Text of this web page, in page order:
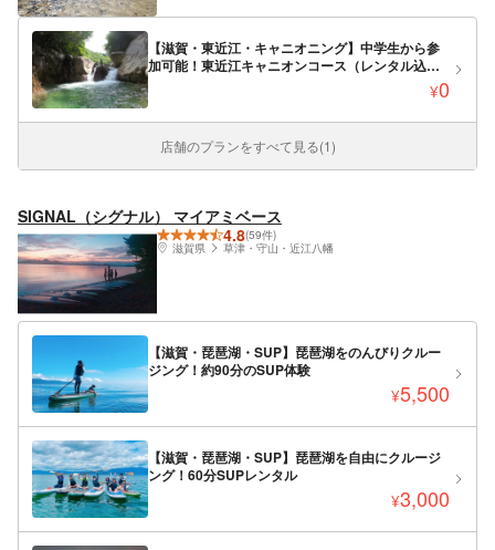
【滋賀・東近江・キャニオニング】中学生から参
加可能！東近江キャニオンコース（レンタル込
¥0
店舗のプランをすべて見る(1)
SIGNAL（シグナル） マイアミベース
4.8(59件)
滋賀県
草津・守山・近江八幡
【滋賀・琵琶湖・SUP】琵琶湖をのんびりクルー
ジング！約90分のSUP体験
¥5,500
【滋賀・琵琶湖・SUP】琵琶湖を自由にクルージ
ング！60分SUPレンタル
¥3,000